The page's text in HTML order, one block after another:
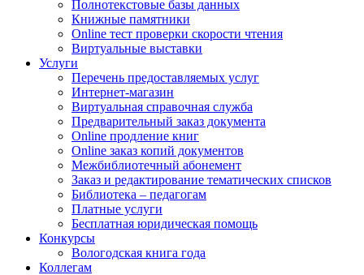
Полнотекстовые базы данных
Книжные памятники
Online тест проверки скорости чтения
Виртуальные выставки
Услуги
Перечень предоставляемых услуг
Интернет-магазин
Виртуальная справочная служба
Предварительный заказ документа
Online продление книг
Online заказ копий документов
Межбиблиотечный абонемент
Заказ и редактирование тематических списков
Библиотека – педагогам
Платные услуги
Бесплатная юридическая помощь
Конкурсы
Вологодская книга года
Коллегам